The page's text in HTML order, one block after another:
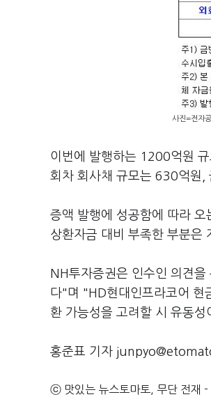
사진=전자
이번에 발행하는 1200억원
회차 회사채 규모는 630억원,
증액 발행에 성공함에 따라
상환자금 대비 부족한 부분은
NH투자증권은 인수인 의견
다"며 "HD현대인프라코어 현
환 가능성을 고려할 시 유동
홍준표 기자
ⓒ 맛있는 뉴스토마토, 무단 전재 -